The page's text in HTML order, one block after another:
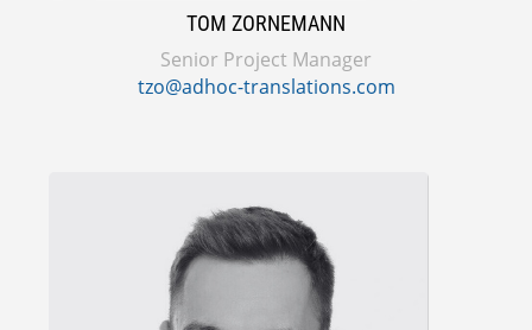
TOM ZORNEMANN
Senior Project Manager
tzo@adhoc-translations.com